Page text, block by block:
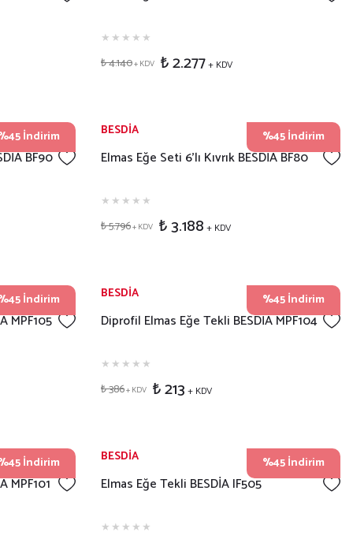
₺ 4.140+ KDV ₺ 2.277+ KDV
İndirim
BF90
%45 İndirim
BESDİA
Elmas Eğe Seti 6'lı Kıvrık BESDİA BF80
₺ 5.796+ KDV ₺ 3.188 + KDV
İndirim
MPF105
%45 İndirim
BESDİA
Diprofil Elmas Eğe Tekli BESDİA MPF104
₺ 386+ KDV ₺ 213 + KDV
İndirim
MPF101
%45 İndirim
BESDİA
Elmas Eğe Tekli BESDİA IF505